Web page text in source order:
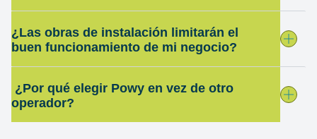
¿Las obras de instalación limitarán el
buen funcionamiento de mi negocio?
¿Por qué elegir Powy en vez de otro
operador?